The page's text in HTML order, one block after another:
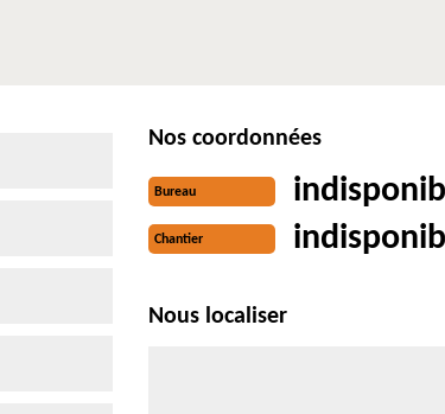
Nos coordonnées
Bureau
Chantier
Nous localiser